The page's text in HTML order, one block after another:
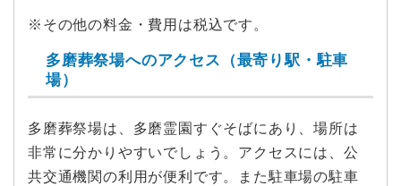
※その他の料金・費用は税込です。
多磨葬祭場へのアクセス（最寄り駅・駐車
場）
多磨葬祭場は、多磨霊園すぐそばにあり、場所は
非常に分かりやすいでしょう。アクセスには、公
共交通機関の利用が便利です。また駐車場の駐車